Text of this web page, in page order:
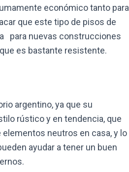
económico tanto para
que este tipo de pisos de
para nuevas construcciones
es bastante resistente.
argentino, ya que su
rústico y en tendencia, que
neutros en casa, y lo
ayudar a tener un buen